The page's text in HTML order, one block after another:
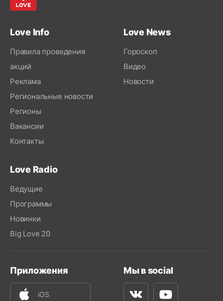
Love Info
Правила проведения
акций
Реклама
Региональные новости
Регионы
Вакансии
Контакты
Love News
Гороскоп
Видео
Новости
Love Radio
Ведущие
Программы
Новинки
Big Love 20
Приложения
iOS
Мы в social
ВконтактеYoutube